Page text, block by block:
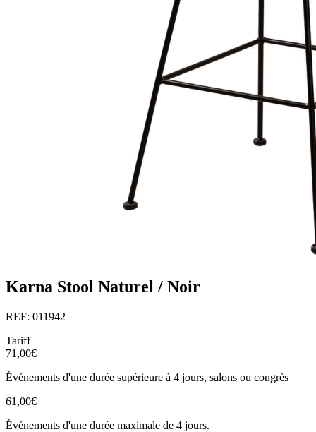
Karna Stool Naturel / Noir
REF: 011942
Tariff
71,00€
Événements d'une durée supérieure à 4 jours, salons ou congrès
61,00€
Événements d'une durée maximale de 4 jours.